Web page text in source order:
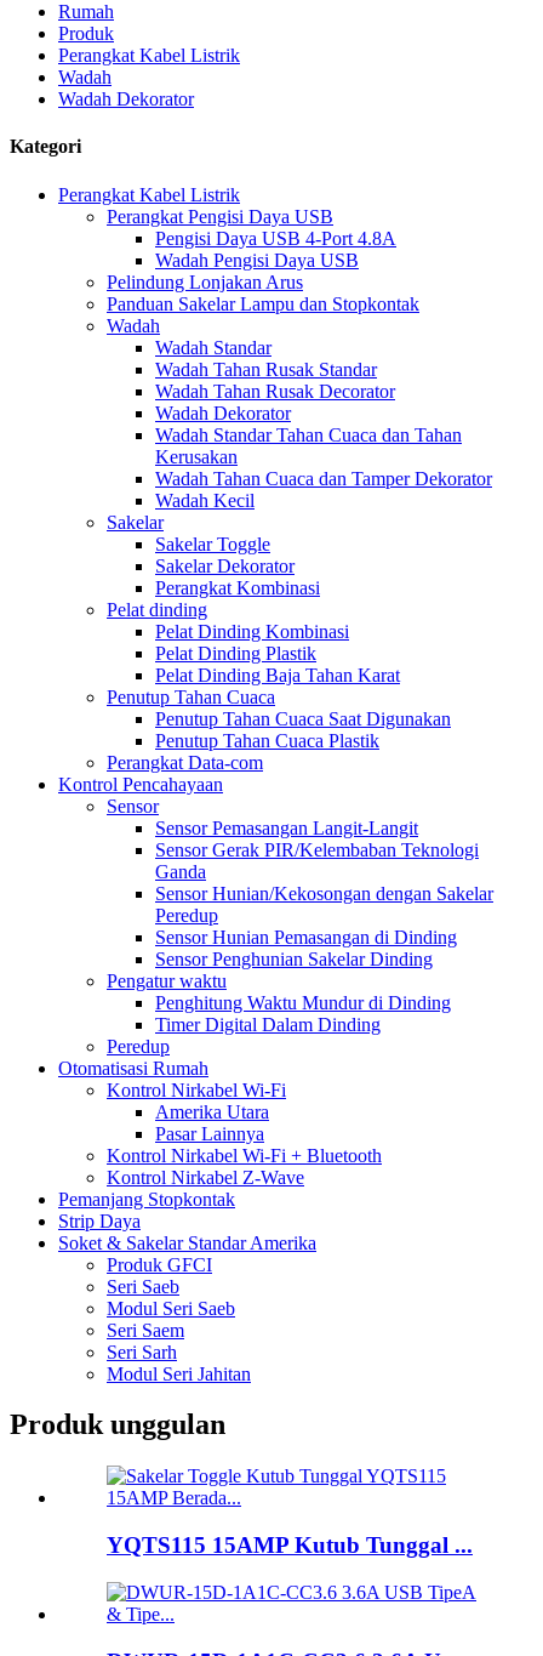
Rumah
Produk
Perangkat Kabel Listrik
Wadah
Wadah Dekorator
Kategori
Perangkat Kabel Listrik
Perangkat Pengisi Daya USB
Pengisi Daya USB 4-Port 4.8A
Wadah Pengisi Daya USB
Pelindung Lonjakan Arus
Panduan Sakelar Lampu dan Stopkontak
Wadah
Wadah Standar
Wadah Tahan Rusak Standar
Wadah Tahan Rusak Decorator
Wadah Dekorator
Wadah Standar Tahan Cuaca dan Tahan
Kerusakan
Wadah Tahan Cuaca dan Tamper Dekorator
Wadah Kecil
Sakelar
Sakelar Toggle
Sakelar Dekorator
Perangkat Kombinasi
Pelat dinding
Pelat Dinding Kombinasi
Pelat Dinding Plastik
Pelat Dinding Baja Tahan Karat
Penutup Tahan Cuaca
Penutup Tahan Cuaca Saat Digunakan
Penutup Tahan Cuaca Plastik
Perangkat Data-com
Kontrol Pencahayaan
Sensor
Sensor Pemasangan Langit-Langit
Sensor Gerak PIR/Kelembaban Teknologi
Ganda
Sensor Hunian/Kekosongan dengan Sakelar
Peredup
Sensor Hunian Pemasangan di Dinding
Sensor Penghunian Sakelar Dinding
Pengatur waktu
Penghitung Waktu Mundur di Dinding
Timer Digital Dalam Dinding
Peredup
Otomatisasi Rumah
Kontrol Nirkabel Wi-Fi
Amerika Utara
Pasar Lainnya
Kontrol Nirkabel Wi-Fi + Bluetooth
Kontrol Nirkabel Z-Wave
Pemanjang Stopkontak
Strip Daya
Soket & Sakelar Standar Amerika
Produk GFCI
Seri Saeb
Modul Seri Saeb
Seri Saem
Seri Sarh
Modul Seri Jahitan
Produk unggulan
YQTS115 15AMP Kutub Tunggal ...